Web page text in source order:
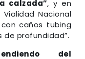
calzada”, y en
Nacional
caños tubing
profundidad”.
del